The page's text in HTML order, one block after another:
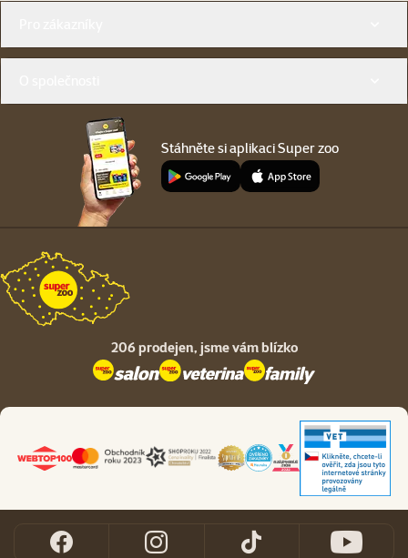
Stáhněte si aplikaci Super zoo
206 prodejen, jsme vám blízko